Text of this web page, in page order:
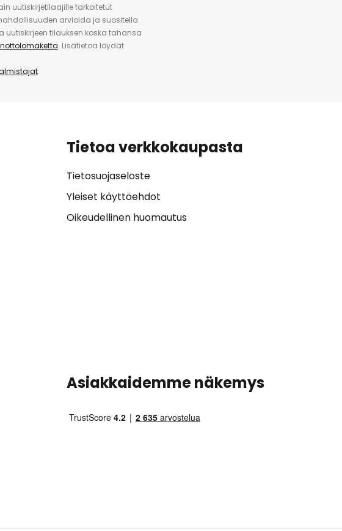
uutiskirjetilaajille tarkoitetut
arvioida ja suositella
tilauksen koska tahansa
. Lisätietoa löydät
.
Tietoa verkkokaupasta
Tietosuojaseloste
Yleiset käyttöehdot
Oikeudellinen huomautus
Asiakkaidemme näkemys